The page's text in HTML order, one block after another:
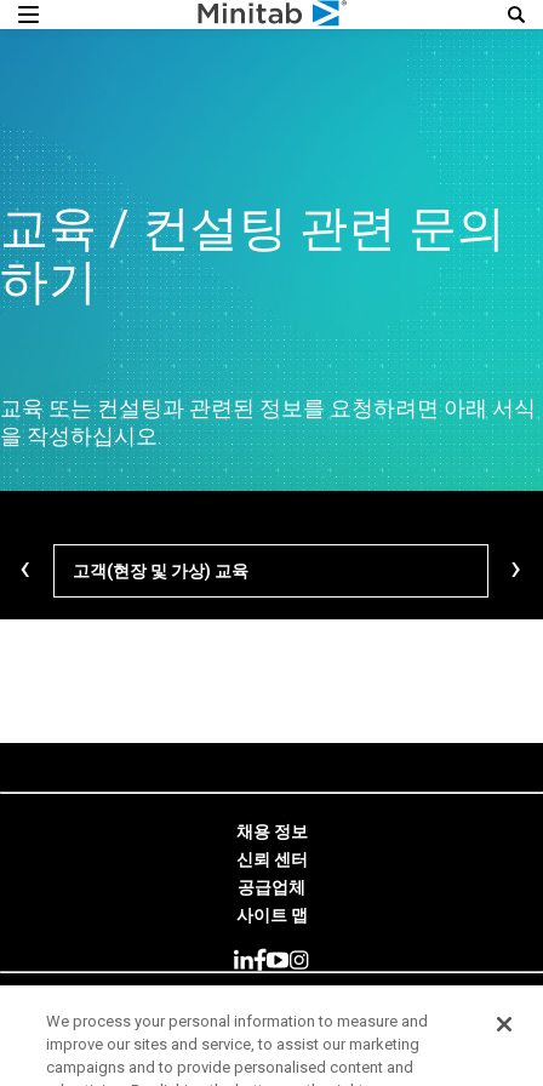
교육 / 컨설팅 관련 문의
하기
교육 또는 컨설팅과 관련된 정보를 요청하려면 아래 서식
을 작성하십시오.
고객(현장 및 가상) 교육 학
‹ ›
채용 정보
신뢰 센터
공급업체
사이트 맵
© 2026 Minitab, LLC. All Rights Reserved.
We process your personal information to measure and
improve our sites and service, to assist our marketing
campaigns and to provide personalised content and